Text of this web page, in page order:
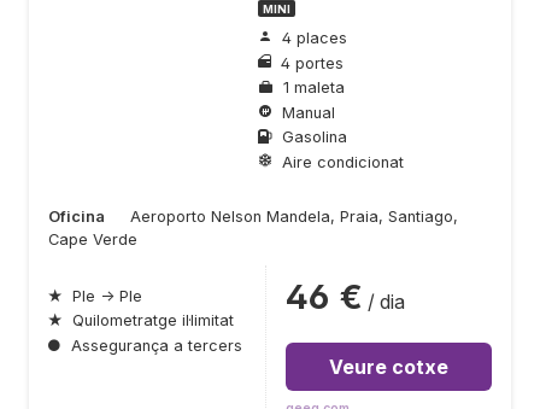
MINI
4 places
4 portes
1 maleta
Manual
Gasolina
Aire condicionat
Oficina
Aeroporto Nelson Mandela, Praia, Santiago,
Cape Verde
★ Ple → Ple
★ Quilometratge il·limitat
● Assegurança a tercers
46 € / dia
Veure cotxe